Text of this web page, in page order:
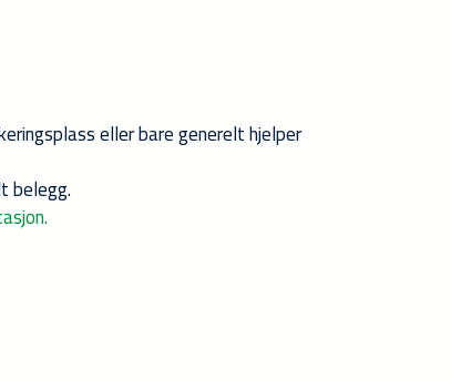
eller bare generelt hjelper
belegg.